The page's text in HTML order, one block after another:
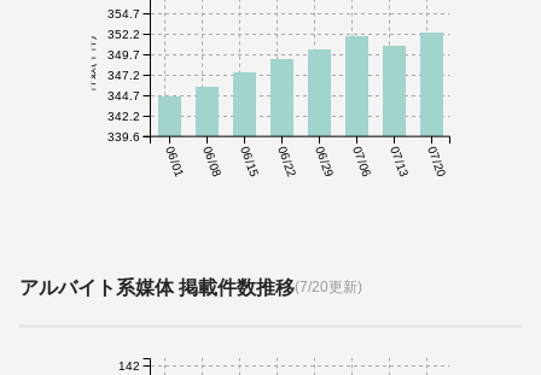
06/01 06/08 06/15 06/22 06/29 07/06 07/13 07/20
件数(千件)
339.6
342.2
344.7
347.2
349.7
352.2
354.7
アルバイト系媒体 掲載件数推移(7/20更新)
142